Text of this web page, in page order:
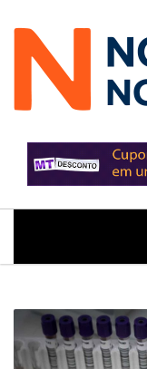
GERAL